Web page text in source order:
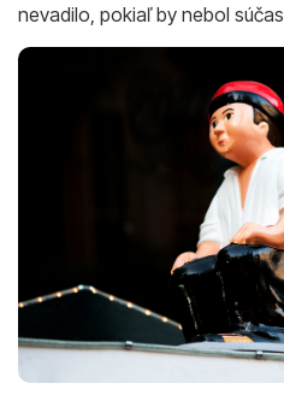
nevadilo, pokiaľ by nebol